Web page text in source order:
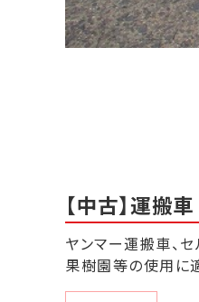
【中古】運搬車
ヤンマー運搬車、
果樹園等の使用に
画像は洗車をした状